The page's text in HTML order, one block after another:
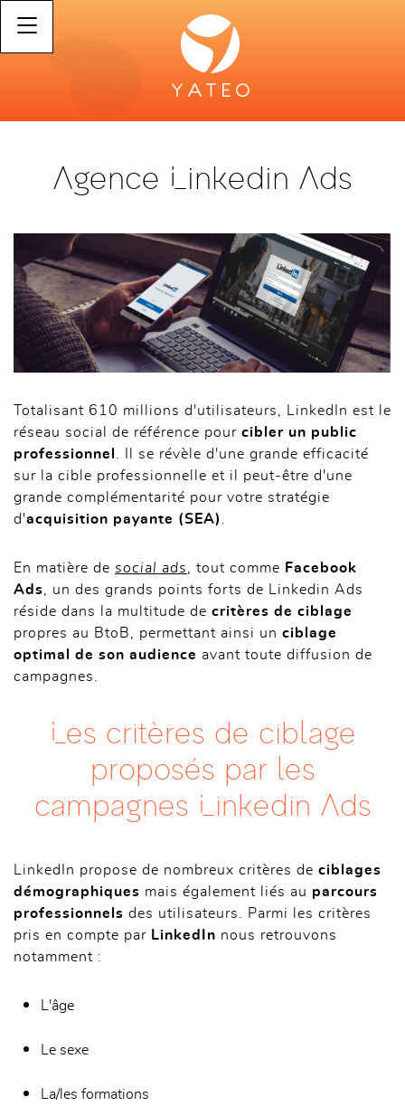
Agence Linkedin Ads
Totalisant 610 millions d'utilisateurs, LinkedIn est le
réseau social de référence pour cibler un public
professionnel
. Il se révèle d'une grande efficacité
sur la cible professionnelle et il peut-être d'une
grande complémentarité pour votre stratégie
d'acquisition payante (SEA)
En matière de social ads , tout comme Facebook
Ads , un des grands points forts de Linkedin Ads
réside dans la multitude de critères de ciblage
propres au BtoB, permettant ainsi un ciblage
optimal de son audience avant toute diffusion de
campagnes.
Les critères de ciblage
proposés par les
campagnes Linkedin Ads
LinkedIn propose de nombreux critères de ciblages
démographiques mais également liés au parcours
professionnels des utilisateurs. Parmi les critères
pris en compte par LinkedIn nous retrouvons
notamment :
L'âge
Le sexe
La/les formations